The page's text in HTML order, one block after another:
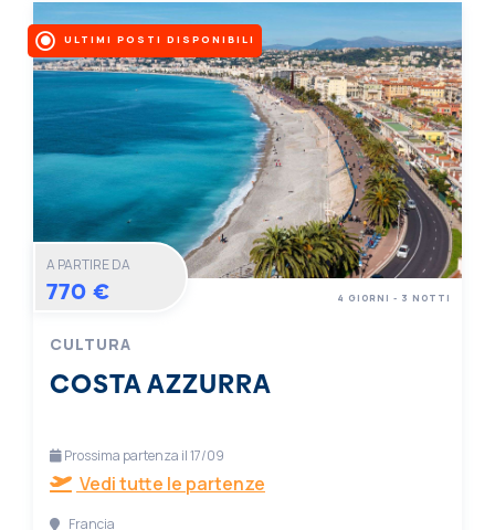
ULTIMI POSTI DISPONIBILI
A PARTIRE DA
770 €
CULTURA
COSTA AZZURRA
4 GIORNI - 3 NOTTI
Prossima partenza il 17/09
Vedi tutte le partenze
Francia